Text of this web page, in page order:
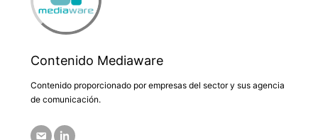
Contenido Mediaware
Contenido proporcionado por empresas del sector y sus agencia
de comunicación.